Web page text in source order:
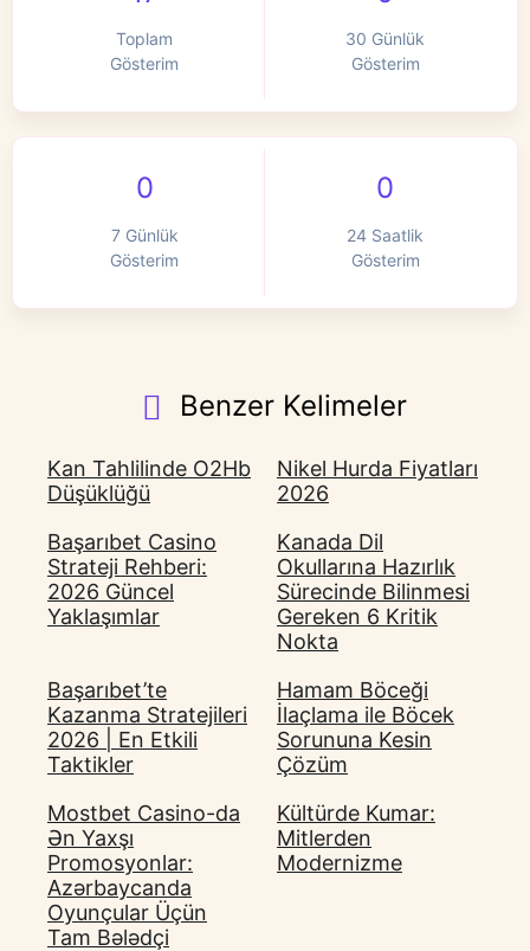
Toplam
Gösterim
30 Günlük
Gösterim
0
7 Günlük
Gösterim
0
24 Saatlik
Gösterim
Benzer Kelimeler
Kan Tahlilinde O2Hb
Düşüklüğü
Nikel Hurda Fiyatları
2026
Başarıbet Casino
Strateji Rehberi:
2026 Güncel
Yaklaşımlar
Kanada Dil
Okullarına Hazırlık
Sürecinde Bilinmesi
Gereken 6 Kritik
Nokta
Başarıbet’te
Kazanma Stratejileri
2026 | En Etkili
Taktikler
Hamam Böceği
İlaçlama ile Böcek
Sorununa Kesin
Çözüm
Mostbet Casino-da
Ən Yaxşı
Promosyonlar:
Azərbaycanda
Oyunçular Üçün
Tam Bələdçi
Kültürde Kumar:
Mitlerden
Modernizme